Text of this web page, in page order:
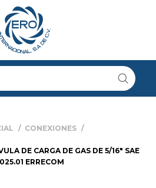
CONEXIONES
DE CARGA DE GAS DE 5/16″ SAE
ERRECOM